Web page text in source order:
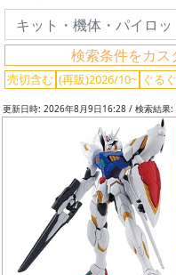
検索条件をカ
売切含む (再販)2026/10~ ぐる
更新日時: 2026年8月9日16:28 / 検索結果: